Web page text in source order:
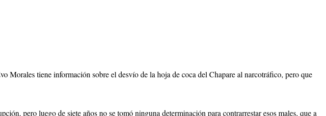
tiene información sobre el desvío de la hoja de coca del Chapare al narcotráfico, pero que
pero luego de siete años no se tomó ninguna determinación para contrarrestar esos males, que a